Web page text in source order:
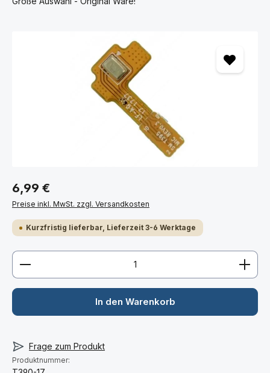
6,99 €
Preise inkl. MwSt. zzgl. Versandkosten
Kurzfristig lieferbar, Lieferzeit 3-6 Werktage
Produkt Anzahl: Gib den gewünschten Wert ein
In den Warenkorb
Frage zum Produkt
Produktnummer: